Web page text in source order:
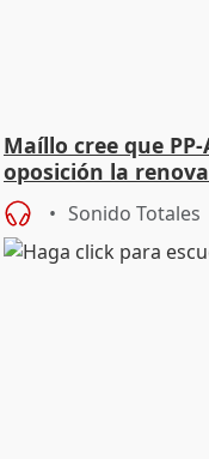
Maíllo cree que
oposición la
Defensor
Sonido Totales